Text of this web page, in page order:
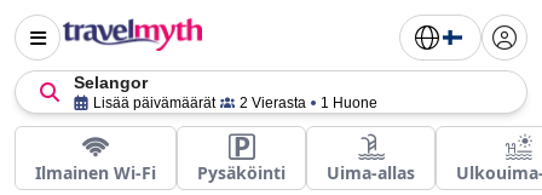
Selangor
Lisää päivämäärät 2 Vierasta 1 Huone
Ilmainen Wi-Fi Pysäköinti Uima-allas